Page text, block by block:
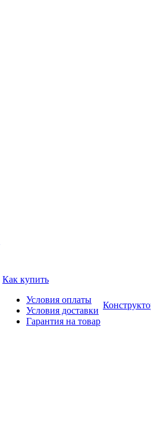
Как купить
Условия оплаты
Условия доставки
Гарантия на товар